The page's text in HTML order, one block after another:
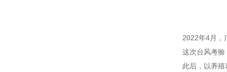
2022年4月，
这次台风考验
此后，以养